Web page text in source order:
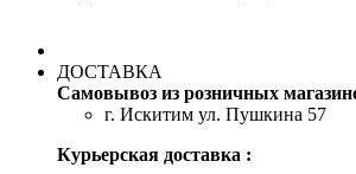
ДОСТАВКА
Самовывоз из розничных
г. Искитим ул. Пушкина 57
Курьерская доставка :